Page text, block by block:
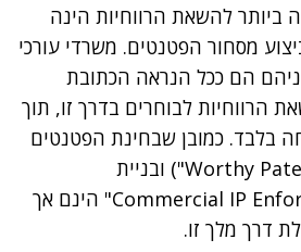
ביותר להשאת הרווחיות הינה
מסחור הפטנטים. משרדי עורכי
הם ככל הנראה הכתובת
הרווחיות לבוחרים בדרך זו, תוך
בלבד. כמובן שבחינת הפטנטים
המתאימים לכך ("Worthy Patents") ובניית
"Commercial IP Enforcement Program" הינם אך
דרך מלך זו.